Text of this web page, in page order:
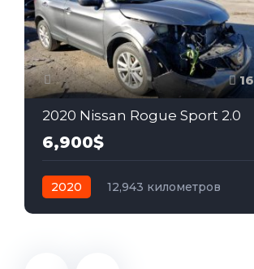
16
2020 Nissan Rogue Sport 2.0
6,900$
2020
12,943 километров